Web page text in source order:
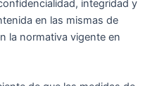
integridad y
en las mismas de
la normativa vigente en